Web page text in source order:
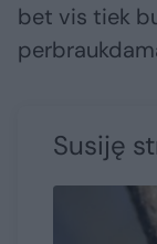
bet vis tiek
Susiję